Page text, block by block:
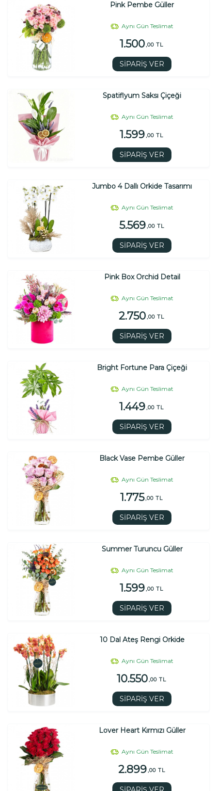
Pink Pembe Güller
Aynı Gün Teslimat
1.500 ,00 TL
SİPARİŞ VER
Spatiflyum Saksı Çiçeği
Aynı Gün Teslimat
1.599 ,00 TL
SİPARİŞ VER
Jumbo 4 Dallı Orkide Tasarımı
Aynı Gün Teslimat
5.569 ,00 TL
SİPARİŞ VER
Pink Box Orchid Detail
Aynı Gün Teslimat
2.750 ,00 TL
SİPARİŞ VER
Bright Fortune Para Çiçeği
Aynı Gün Teslimat
1.449 ,00 TL
SİPARİŞ VER
Black Vase Pembe Güller
Aynı Gün Teslimat
1.775,00 TL
SİPARİŞ VER
Summer Turuncu Güller
Aynı Gün Teslimat
1.599 ,00 TL
SİPARİŞ VER
10 Dal Ateş Rengi Orkide
Aynı Gün Teslimat
10.550 ,00 TL
SİPARİŞ VER
Lover Heart Kırmızı Güller
Aynı Gün Teslimat
2.899 ,00 TL